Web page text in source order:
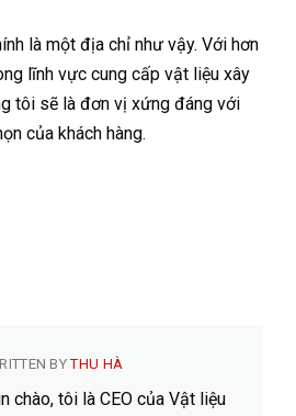
là một địa chỉ như vậy. Với hơn
lĩnh vực cung cấp vật liệu xây
tôi sẽ là đơn vị xứng đáng với
của khách hàng.
BYTHU HÀ
chào, tôi là CEO của Vật liệu